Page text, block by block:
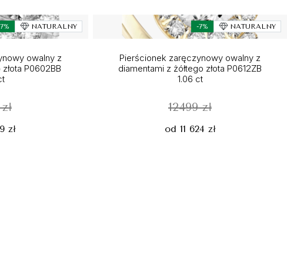
NATURALNY
owalny z
P0602BB
zł
-7% NATURALNY
Pierścionek zaręczynowy owalny z
diamentami z żółtego złota P0612ZB
1.06 ct
12499 zł
od 11 624 zł